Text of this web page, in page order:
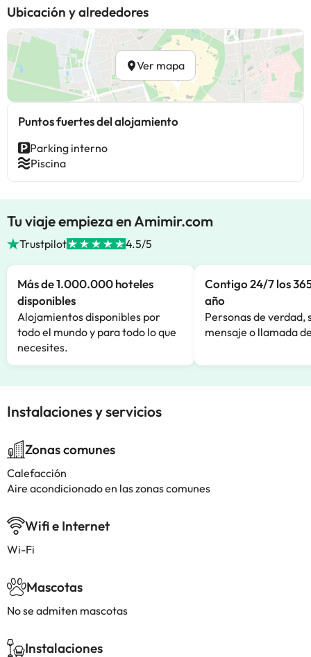
Ubicación y alrededores
Ver mapa
Puntos fuertes del alojamiento
Parking interno
Piscina
Tu viaje empieza en Amimir.com
Trustpilot 4.5/5
Más de 1.000.000 hoteles
disponibles
Alojamientos disponibles por
todo el mundo y para todo lo que
necesites.
Contigo 24/7 los
año
Personas de verdad,
mensaje o llamada
Instalaciones y servicios
Zonas comunes
Calefacción
Aire acondicionado en las zonas comunes
Wifi e Internet
Wi-Fi
Mascotas
No se admiten mascotas
Instalaciones